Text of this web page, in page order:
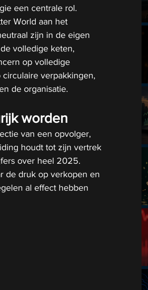
een centrale rol.
World aan het
zijn in de eigen
volledige keten,
op volledige
verpakkingen,
de organisatie.
worden
van een opvolger,
houdt tot zijn vertrek
over heel 2025.
de druk op verkopen en
al effect hebben